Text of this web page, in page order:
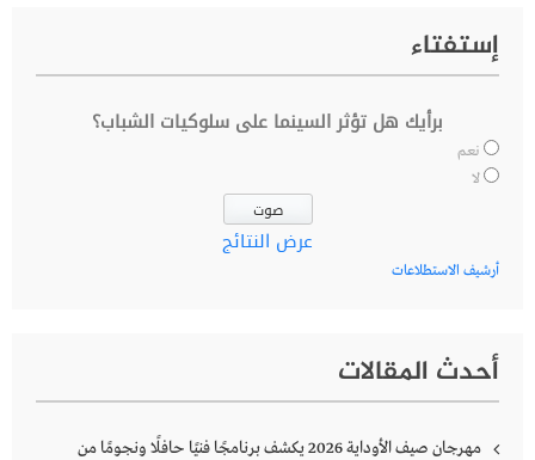
إستفتاء
برأيك هل تؤثر السينما على سلوكيات الشباب؟
نعم
لا
عرض النتائج
أرشيف الاستطلاعات
أحدث المقالات
مهرجان صيف الأوداية 2026 يكشف برنامجًا فنيًا حافلًا ونجومًا من